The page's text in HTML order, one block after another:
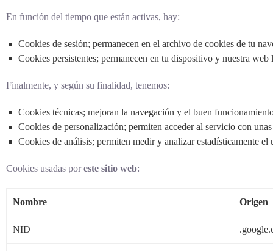
En función del tiempo que están activas, hay:
Cookies de sesión; permanecen en el archivo de cookies de tu
Cookies persistentes; permanecen en tu dispositivo y nuestra web
Finalmente, y según su finalidad, tenemos:
Cookies técnicas; mejoran la navegación y el buen
Cookies de personalización; permiten acceder al servicio con
Cookies de análisis; permiten medir y analizar estadísticamente el
Cookies usadas poreste sitio web:
Nombre Origen
NID